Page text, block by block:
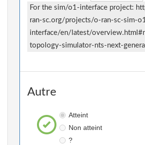
For the sim/o1-interface project:
ran-sc.org/projects/o-ran-sc-sim-
interface/en/latest/
topology-simulator-nts-next-
Autre
Atteint
Non atteint
?